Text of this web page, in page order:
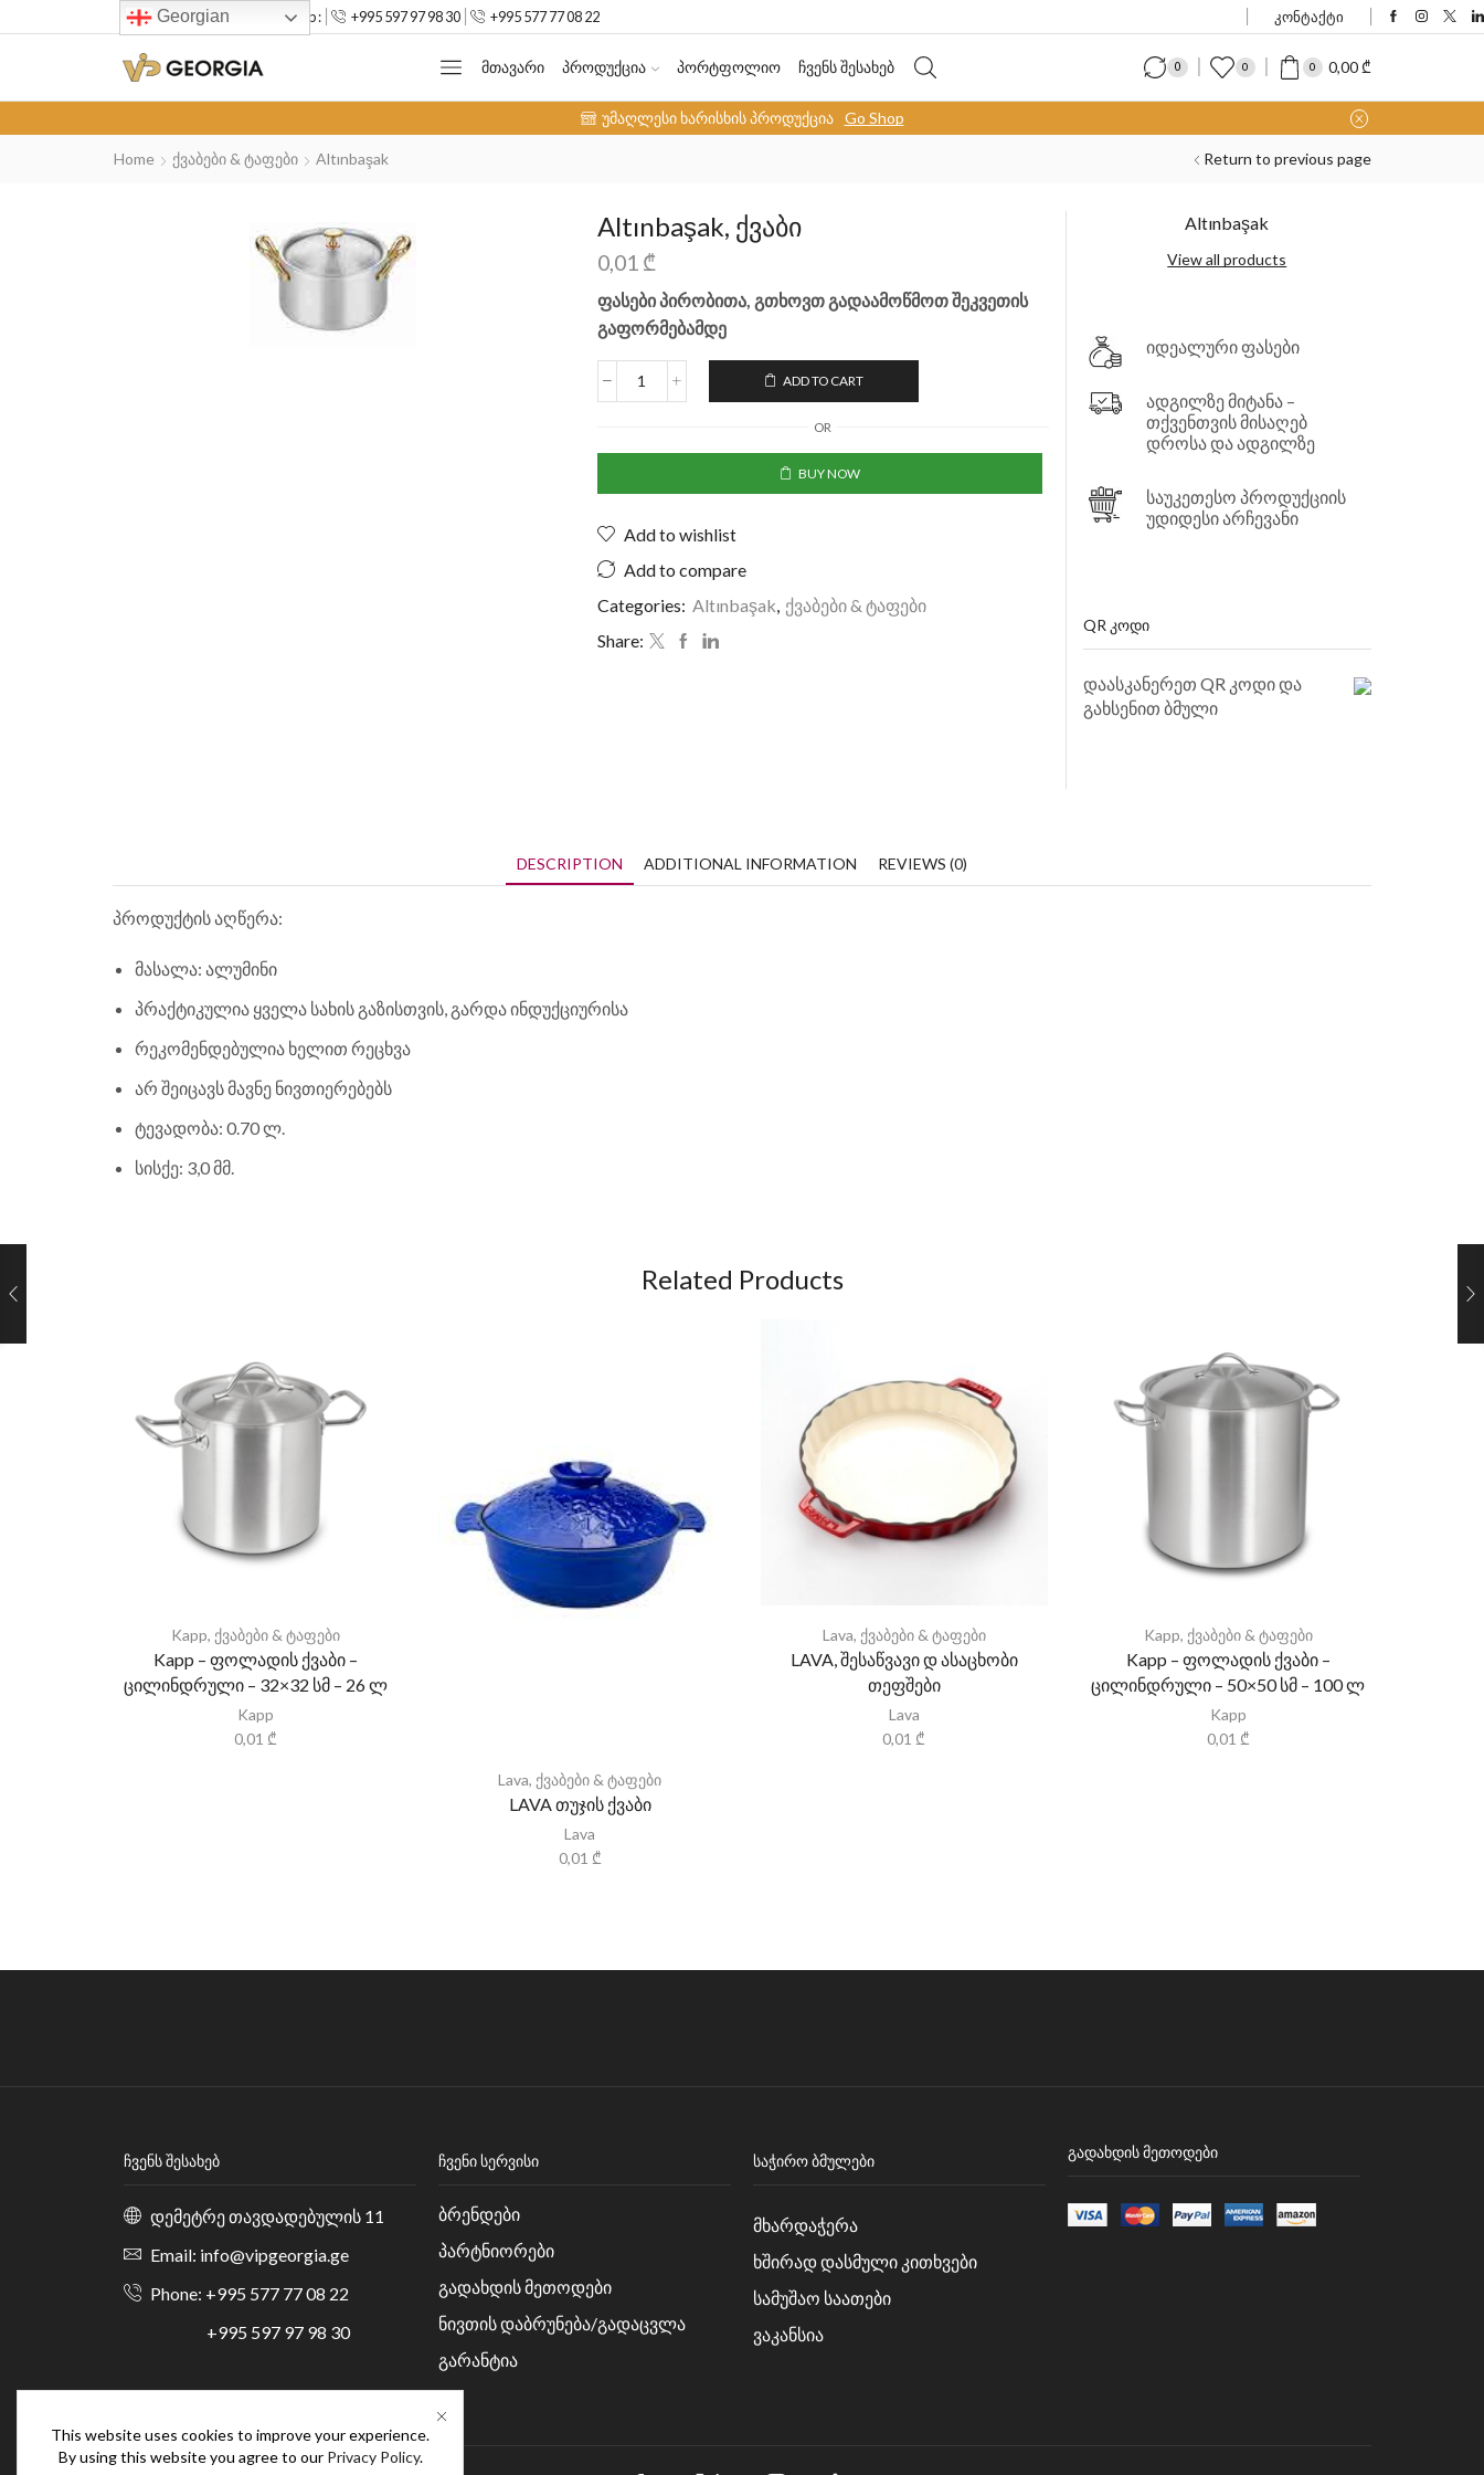
--> Mob : +995 597 97 98 30 +995 577 77 08 22 კონტაქტი
ᲛᲗᲐᲕᲐᲠᲘ ᲞᲠᲝᲓᲣᲥᲪᲘᲐ ᲞᲝᲠᲢᲤᲝᲚᲘᲝ ᲩᲕᲔᲜᲡ ᲨᲔᲡᲐᲮᲔᲑ 0 0 0 0,00 ₾
უმაღლესი ხარისხის პროდუქცია Go Shop
Home Ქვაბები & Ტაფები Altınbaşak Return to previous page
Altınbaşak, ქვაბი
0,01 ₾
ფასები პირობითა, გთხოვთ გადაამოწმოთ შეკვეთის
გაფორმებამდე
ADD TO CART
OR
BUY NOW
Add to wishlist
Add to compare
Categories: Altınbaşak, ქვაბები & ტაფები
Share:
Altınbaşak
View all products
იდეალური ფასები
ადგილზე მიტანა –
თქვენთვის მისაღებ
დროსა და ადგილზე
საუკეთესო პროდუქციის
უდიდესი არჩევანი
QR ᲙᲝᲓᲘ
დაასკანერეთ QR კოდი და
გახსენით ბმული
DESCRIPTION ADDITIONAL INFORMATION REVIEWS (0)
პროდუქტის აღწერა:
მასალა: ალუმინი
პრაქტიკულია ყველა სახის გაზისთვის, გარდა ინდუქციურისა
რეკომენდებულია ხელით რეცხვა
არ შეიცავს მავნე ნივთიერებებს
ტევადობა: 0.70 ლ.
სისქე: 3,0 მმ.
Related Products
Kapp, ქვაბები & ტაფები
Kapp – ფოლადის ქვაბი –
ცილინდრული – 32×32 სმ – 26 ლ
Kapp
0,01 ₾
Lava, ქვაბები & ტაფები
LAVA თუჯის ქვაბი
Lava
0,01 ₾
Lava, ქვაბები & ტაფები
LAVA, შესაწვავი დ ასაცხობი
თეფშები
Lava
0,01 ₾
Kapp, ქვაბები & ტაფები
Kapp – ფოლადის ქვაბი –
ცილინდრული – 50×50 სმ – 100 ლ
Kapp
0,01 ₾
ᲩᲕᲔᲜᲡ ᲨᲔᲡᲐᲮᲔᲑ
დემეტრე თავდადებულის 11
Email: info@vipgeorgia.ge
Phone: +995 577 77 08 22
+995 597 97 98 30
ᲩᲕᲔᲜᲘ ᲡᲔᲠᲕᲘᲡᲘ
ბრენდები
პარტნიორები
გადახდის მეთოდები
ნივთის დაბრუნება/გადაცვლა
გარანტია
ᲡᲐᲭᲘᲠᲝ ᲑᲛᲣᲚᲔᲑᲘ
მხარდაჭერა
ხშირად დასმული კითხვები
სამუშაო საათები
ვაკანსია
ᲒᲐᲓᲐᲮᲓᲘᲡ ᲛᲔᲗᲝᲓᲔᲑᲘ
This website uses cookies to improve your experience.
By using this website you agree to our Privacy Policy.
Georgian